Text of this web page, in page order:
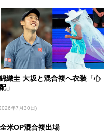
織圭 大坂と混合複へ衣装「心
」
年7月30日)
米OP混合複出場